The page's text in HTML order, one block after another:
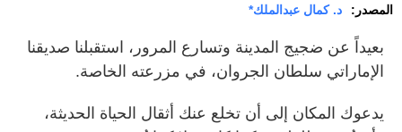
المصدر: د. كمال عبدالملك*
بعيداً عن ضجيج المدينة وتسارع المرور، استقبلنا صديقنا
الإماراتي سلطان الجروان، في مزرعته الخاصة.
يدعوك المكان إلى أن تخلع عنك أثقال الحياة الحديثة،